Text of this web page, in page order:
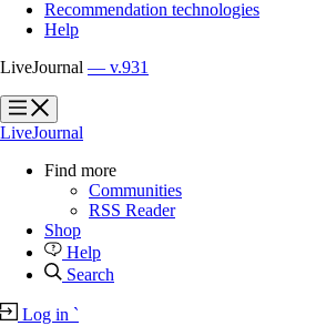
Recommendation technologies
Help
LiveJournal — v.931
?
?
LiveJournal
Find more
Communities
RSS Reader
Shop
Help
Search
Log in `